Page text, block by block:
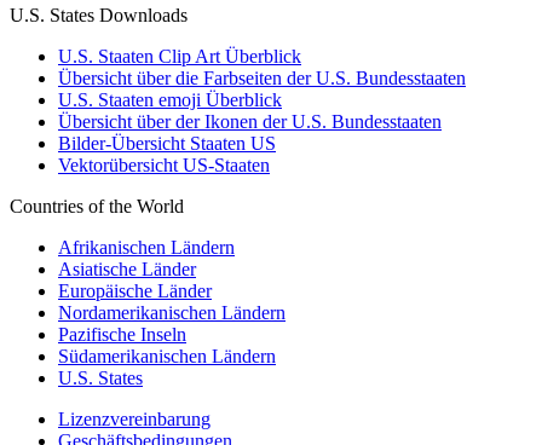
U.S. States Downloads
U.S. Staaten Clip Art Überblick
Übersicht über die Farbseiten der U.S. Bundesstaaten
U.S. Staaten emoji Überblick
Übersicht über der Ikonen der U.S. Bundesstaaten
Bilder-Übersicht Staaten US
Vektorübersicht US-Staaten
Countries of the World
Afrikanischen Ländern
Asiatische Länder
Europäische Länder
Nordamerikanischen Ländern
Pazifische Inseln
Südamerikanischen Ländern
U.S. States
Lizenzvereinbarung